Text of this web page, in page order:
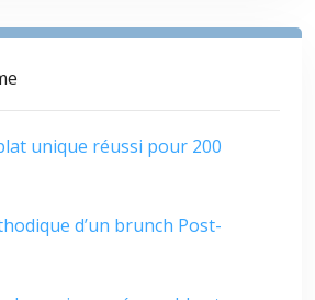
unique réussi pour 200
d’un brunch Post-